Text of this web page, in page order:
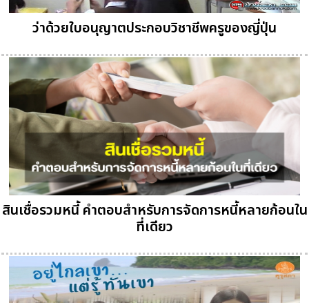
ว่าด้วยใบอนุญาตประกอบวิชาชีพครูของญี่ปุ่น
สินเชื่อรวมหนี้ คำตอบสำหรับการจัดการหนี้หลายก้อนใน
ที่เดียว